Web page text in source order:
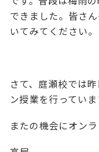
できました。皆さ
いてみてください。
さて、庭瀬校では
ン授業を行っていま
またの機会にオン